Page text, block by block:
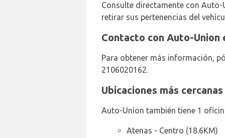
Consulte directamente con Auto-
retirar sus pertenencias del
Contacto con Auto-
Para obtener más información,
2106020162.
Ubicaciones más
Auto-Union también tiene 1
Atenas - Centro (18.6KM)